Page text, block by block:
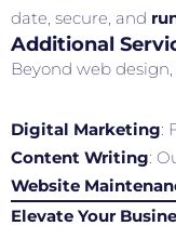
date, secure, and
Additional
Beyond web
Digital Marketing:
Content Writing:
Website
Elevate Your